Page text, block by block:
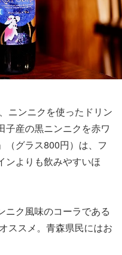
ニンニクを使ったドリン
子産の黒ニンニクを赤ワ
（グラス800円）は、フ
ンよりも飲みやすいほ
ニク風味のコーラである
ススメ。青森県民にはお